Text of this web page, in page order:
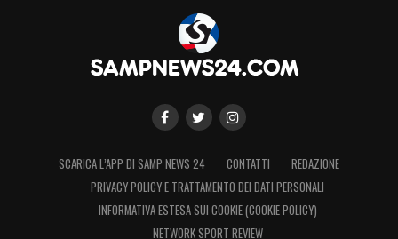
SCARICA L’APP DI SAMP NEWS 24 CONTATTI
REDAZIONE
PRIVACY POLICY E TRATTAMENTO DEI DATI PERSONALI
INFORMATIVA ESTESA SUI COOKIE (COOKIE POLICY)
NETWORK SPORT REVIEW